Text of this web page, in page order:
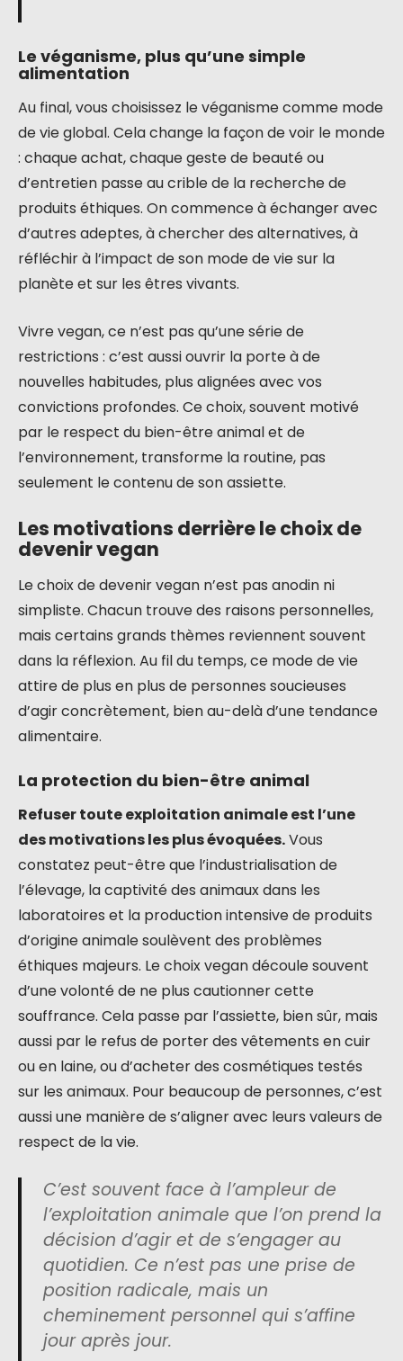
Le véganisme, plus qu’une simple
alimentation
Au final, vous choisissez le véganisme comme mode
de vie global. Cela change la façon de voir le monde
: chaque achat, chaque geste de beauté ou
d’entretien passe au crible de la recherche de
produits éthiques. On commence à échanger avec
d’autres adeptes, à chercher des alternatives, à
réfléchir à l’impact de son mode de vie sur la
planète et sur les êtres vivants.
Vivre vegan, ce n’est pas qu’une série de
restrictions : c’est aussi ouvrir la porte à de
nouvelles habitudes, plus alignées avec vos
convictions profondes. Ce choix, souvent motivé
par le respect du bien-être animal et de
l’environnement, transforme la routine, pas
seulement le contenu de son assiette.
Les motivations derrière le choix de
devenir vegan
Le choix de devenir vegan n’est pas anodin ni
simpliste. Chacun trouve des raisons personnelles,
mais certains grands thèmes reviennent souvent
dans la réflexion. Au fil du temps, ce mode de vie
attire de plus en plus de personnes soucieuses
d’agir concrètement, bien au-delà d’une tendance
alimentaire.
La protection du bien-être animal
Refuser toute exploitation animale est l’une
des motivations les plus évoquées.Vous
constatez peut-être que l’industrialisation de
l’élevage, la captivité des animaux dans les
laboratoires et la production intensive de produits
d’origine animale soulèvent des problèmes
éthiques majeurs. Le choix vegan découle souvent
d’une volonté de ne plus cautionner cette
souffrance. Cela passe par l’assiette, bien sûr, mais
aussi par le refus de porter des vêtements en cuir
ou en laine, ou d’acheter des cosmétiques testés
sur les animaux. Pour beaucoup de personnes, c’est
aussi une manière de s’aligner avec leurs valeurs de
respect de la vie.
C’est souvent face à l’ampleur de
l’exploitation animale que l’on prend la
décision d’agir et de s’engager au
quotidien. Ce n’est pas une prise de
position radicale, mais un
cheminement personnel qui s’affine
jour après jour.